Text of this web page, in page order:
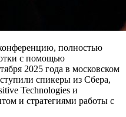
полностью
с помощью
2025 года в московском
спикеры из Сбера,
Technologies и
и стратегиями работы с